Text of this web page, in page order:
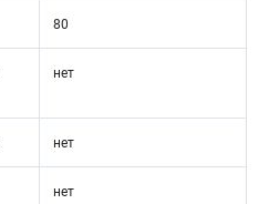
80
нет
нет
нет